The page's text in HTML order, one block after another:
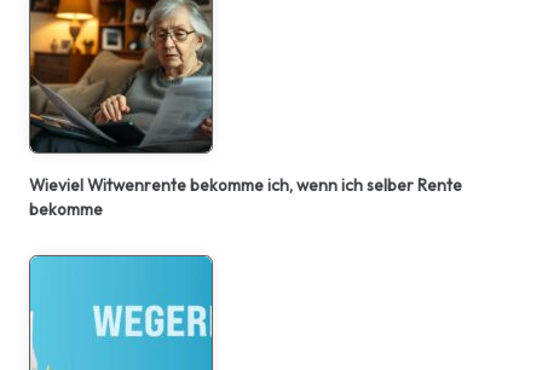
Wieviel Witwenrente bekomme ich, wenn ich selber Rente
bekomme